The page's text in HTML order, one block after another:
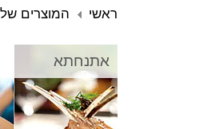
ראשי המוצרים
אתנחתא